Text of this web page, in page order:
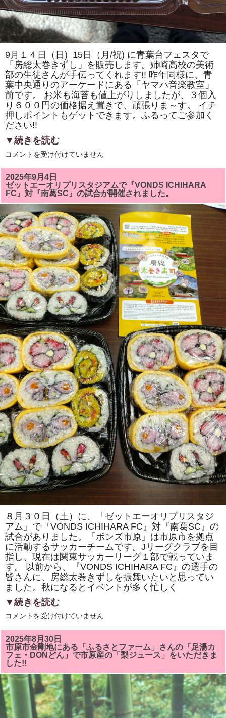
9月１４日（日) 15日（月/祝) に青葉台フェスタで
「房総太巻きずし」を販売します。姉崎高校の美術
部の生徒さんが手伝ってくれます!! 昨年同様に、青
葉中央通りのアーケードにある「ヤマハ音楽教室」
前です。 お米も海苔も値上がりしましたが、３個入
り６００円の価格据え置きで、頑張りま～す。 イチ
押しポイントもゲットできます。ふるってご参加く
ださい!!
▼続きを読む
第
回
市
原
市
「青
葉
フ
ェ
ス
タ」
で
「房
総
太
巻
き
ず
し」
を
販
売
し
ま
す。
県
立
姉
崎
高
校
の
美
術
部
の
生
徒
さ
ん
が
手
伝
っ
て
く
れ
す！！
は
コメントを受け付けていません
2025年9月4日
ゼットエーオリプリスタジアムで『VONDS ICHIHARA
FC』対『南葛SC』の試合が開催されました。
８月３０日（土）に、「ゼットエーオリプリスタジ
アム」で『VONDS ICHIHARA FC』対『南葛SC』の
試合がありました。「ボンズ市原」は市原市を拠点
に活動するサッカーチームです。Jリーグクラブを目
指し、現在は関東サッカーリーグ１部で戦っていま
す。 以前から、『VONDS ICHIHARA FC』の選手の
皆さんに、房総太巻きずしを振舞いたいと思ってい
ました。秋になるとイベントが多く忙しく
▼続きを読む
ゼ
ト
エ
ー
オ
リ
プ
リ
ス
タ
ジ
ア
ム
で
コメントを受け付けていません
2025年8月30日
市原市金剛地にある「ふるさとファーム」さんの「足湯カ
フェ・DONどん」で市原産の「梨ジュース」をいただきま
した!!